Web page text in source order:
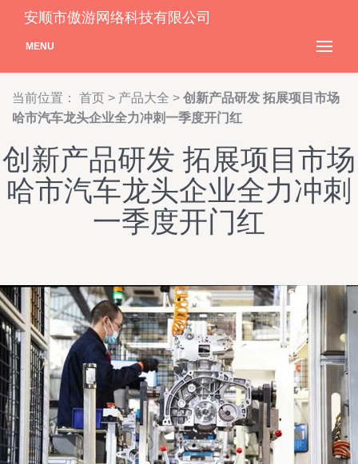
安顺市傲游网络科技有限公司
MENU
当前位置： 首页 > 产品大全 > 创新产品研发 拓展项目市场
哈市汽车龙头企业全力冲刺一季度开门红
创新产品研发 拓展项目市场
哈市汽车龙头企业全力冲刺
一季度开门红